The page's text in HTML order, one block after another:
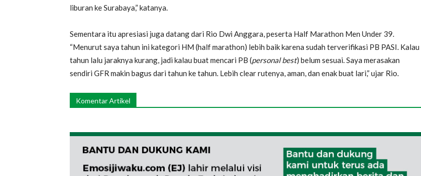
liburan ke Surabaya,” katanya.
Sementara itu apresiasi juga datang dari Rio Dwi Anggara, peserta Half Marathon Men Under 39.
“Menurut saya tahun ini kategori HM (half marathon) lebih baik karena sudah terverifikasi PB PASI. Kalau
tahun lalu jaraknya kurang, jadi kalau buat mencari PB (personal best) belum sesuai. Saya merasakan
sendiri GFR makin bagus dari tahun ke tahun. Lebih clear rutenya, aman, dan enak buat lari,” ujar Rio.
Komentar Artikel